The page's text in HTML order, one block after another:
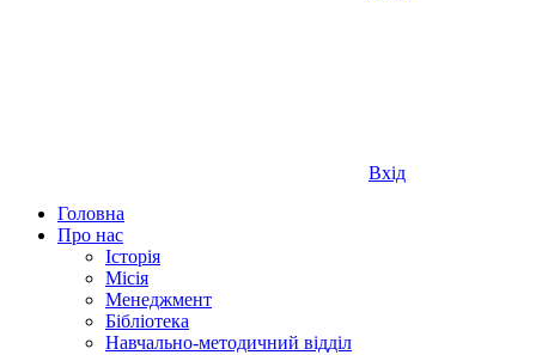
Вхід
Головна
Про нас
Історія
Місія
Менеджмент
Бібліотека
Навчально-методичний відділ